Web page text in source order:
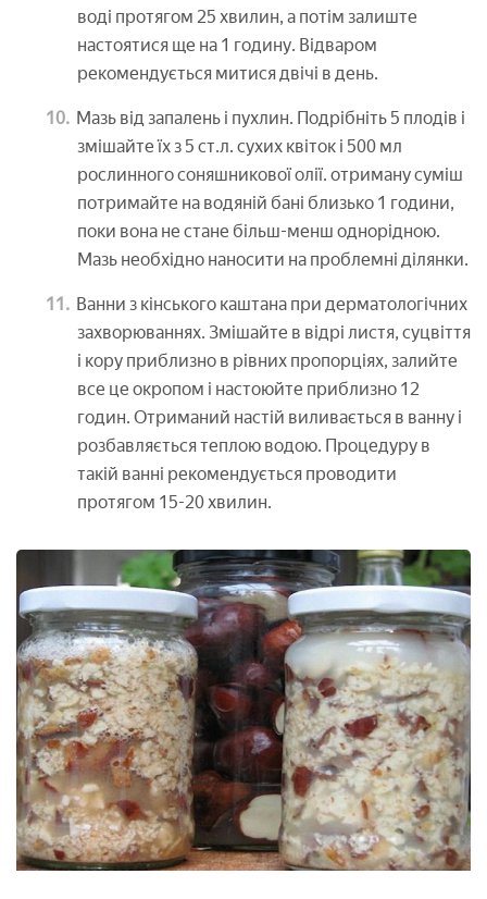
воді протягом 25 хвилин, а потім залиште
настоятися ще на 1 годину. Відваром
рекомендується митися двічі в день.
Мазь від запалень і пухлин. Подрібніть 5 плодів і
змішайте їх з 5 ст.л. сухих квіток і 500 мл
рослинного соняшникової олії. отриману суміш
потримайте на водяній бані близько 1 години,
поки вона не стане більш-менш однорідною.
Мазь необхідно наносити на проблемні ділянки.
Ванни з кінського каштана при дерматологічних
захворюваннях. Змішайте в відрі листя, суцвіття
і кору приблизно в рівних пропорціях, залийте
все це окропом і настоюйте приблизно 12
годин. Отриманий настій виливається в ванну і
розбавляється теплою водою. Процедуру в
такій ванні рекомендується проводити
протягом 15-20 хвилин.